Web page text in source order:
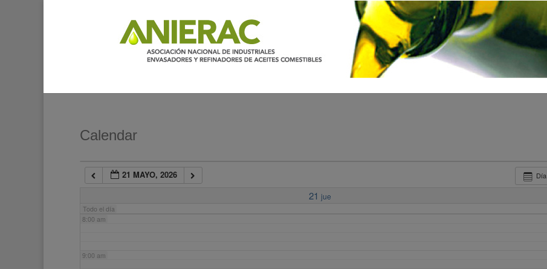
Calendar
Día
21 MAYO, 2026
21 jue
Todo el día
7:00 am
8:00 am
9:00 am